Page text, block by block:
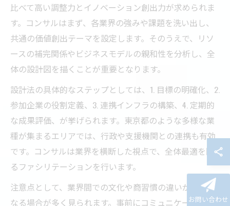
比べて高い調整力とイノベーション創出力が求められま
す。コンサルはまず、各業界の強みや課題を洗い出し、
共通の価値創出テーマを設定します。そのうえで、リソ
ースの補完関係やビジネスモデルの親和性を分析し、全
体の設計図を描くことが重要となります。
設計法の具体的なステップとしては、1. 目標の明確化、2.
参加企業の役割定義、3. 連携インフラの構築、4. 定期的
な成果評価、が挙げられます。東京都のような多様な業
種が集まるエリアでは、行政や支援機関との連携も有効
です。コンサルは業界を横断した視点で、全体最適を図
るファシリテーションを行います。
注意点として、業界間での文化や商習慣の違いが障壁と
なる場合が多く見られます。事前にコミュニケーション
お問い合わせ